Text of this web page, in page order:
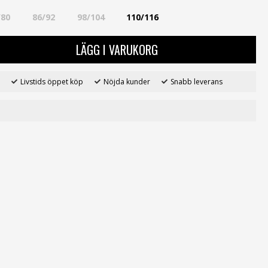
86/92 98/104 110/116
LÄGG I VARUKORG
Livstids öppet köp Nöjda kunder Snabb leverans